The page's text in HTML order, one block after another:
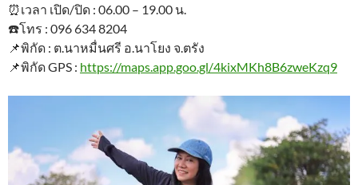
⏰เวลา เปิด/ปิด : 06.00 – 19.00 น.
☎️โทร : 096 634 8204
📌พิกัด : ต.นาหมื่นศรี อ.นาโยง จ.ตรัง
📌พิกัด GPS : https://maps.app.goo.gl/4kixMKh8B6zweKzq9